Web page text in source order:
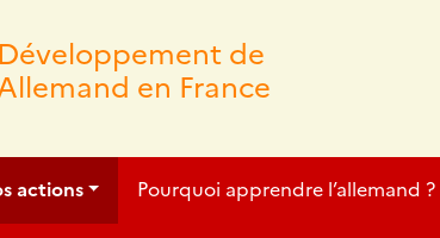
de
en France
actions Pourquoi apprendre l’allemand ?